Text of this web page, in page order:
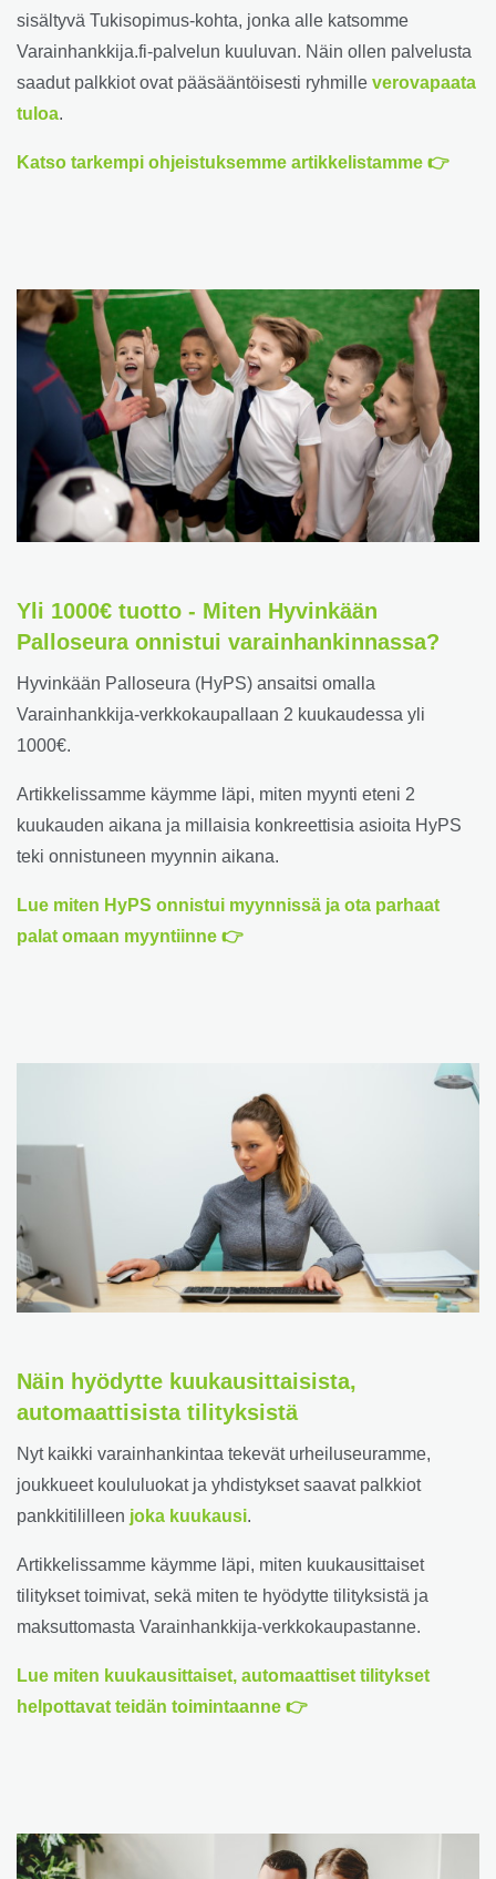
sisältyvä Tukisopimus-kohta, jonka alle katsomme
Varainhankkija.fi-palvelun kuuluvan. Näin ollen palvelusta
saadut palkkiot ovat pääsääntöisesti ryhmille verovapaata
tuloa.
Katso tarkempi ohjeistuksemme artikkelistamme 👉
Yli 1000€ tuotto - Miten Hyvinkään
Palloseura onnistui varainhankinnassa?
Hyvinkään Palloseura (HyPS) ansaitsi omalla
Varainhankkija-verkkokaupallaan 2 kuukaudessa yli
1000€.
Artikkelissamme käymme läpi, miten myynti eteni 2
kuukauden aikana ja millaisia konkreettisia asioita HyPS
teki onnistuneen myynnin aikana.
Lue miten HyPS onnistui myynnissä ja ota parhaat
palat omaan myyntiinne 👉
Näin hyödytte kuukausittaisista,
automaattisista tilityksistä
Nyt kaikki varainhankintaa tekevät urheiluseuramme,
joukkueet koululuokat ja yhdistykset saavat palkkiot
pankkitililleen joka kuukausi.
Artikkelissamme käymme läpi, miten kuukausittaiset
tilitykset toimivat, sekä miten te hyödytte tilityksistä ja
maksuttomasta Varainhankkija-verkkokaupastanne.
Lue miten kuukausittaiset, automaattiset tilitykset
helpottavat teidän toimintaanne 👉